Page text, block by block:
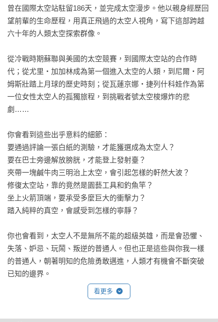
曾在國際太空站駐留186天，並完成太空漫步。他以親身經歷回
望前輩的生命歷程，用真正飛過的太空人視角，寫下這部跨越
六十年的人類太空探索群像。
從冷戰時期蘇聯與美國的太空競賽，到國際太空站的合作時
代；從尤里・加加林成為第一個進入太空的人類，到尼爾・阿
姆斯壯踏上月球的歷史時刻；從瓦蓮京娜・捷列什科娃作為第
一位女性太空人的孤獨旅程，到挑戰者號太空梭爆炸的悲
劇……
你會看到這些出乎意料的細節：
要通過評論一張白紙的測驗，才能獲選成為太空人？
要在巴士旁邊解放膀胱，才能登上發射臺？
夾帶一塊鹹牛肉三明治上太空，會引起怎樣的軒然大波？
修復太空站，靠的竟然是園藝工具和釣魚竿？
坐上火箭頂端，要承受多麼巨大的衝擊力？
踏入純粹的真空，會感受到怎樣的寧靜？
你也會看到，太空人不是無所不能的超級英雄，而是會恐懼、
失落、妒忌、玩鬧、叛逆的普通人。但也正是這些與你我一樣
的普通人，朝著明知的危險勇敢邁進，人類才有機會不斷突破
已知的邊界。
這不是一本冰冷的科技史，而是關於勇氣、恐懼、犧牲與夢想
看更多